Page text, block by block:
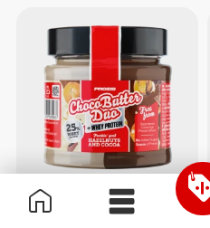
€3.89
35%